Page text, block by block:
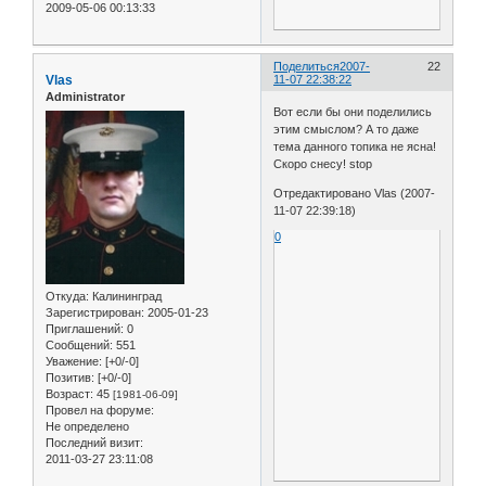
2009-05-06 00:13:33
Поделиться 22
2007-
11-07 22:38:22
Vlas
Administrator
Откуда: Калининград
Зарегистрирован: 2005-01-23
Приглашений: 0
Сообщений: 551
Уважение: [+0/-0]
Позитив: [+0/-0]
Возраст: 45 [1981-06-09]
Провел на форуме:
Не определено
Последний визит:
2011-03-27 23:11:08
Вот если бы они поделились
этим смыслом? А то даже
тема данного топика не ясна!
Скоро снесу! stop
Отредактировано Vlas (2007-
11-07 22:39:18)
0